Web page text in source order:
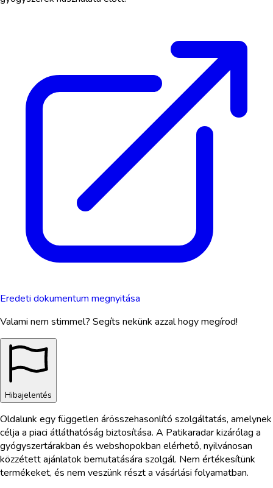
Eredeti dokumentum megnyitása
Valami nem stimmel? Segíts nekünk azzal hogy megírod!
Hibajelentés
Oldalunk egy független árösszehasonlító szolgáltatás, amelynek
célja a piaci átláthatóság biztosítása. A Patikaradar kizárólag a
gyógyszertárakban és webshopokban elérhető, nyilvánosan
közzétett ajánlatok bemutatására szolgál. Nem értékesítünk
termékeket, és nem veszünk részt a vásárlási folyamatban.